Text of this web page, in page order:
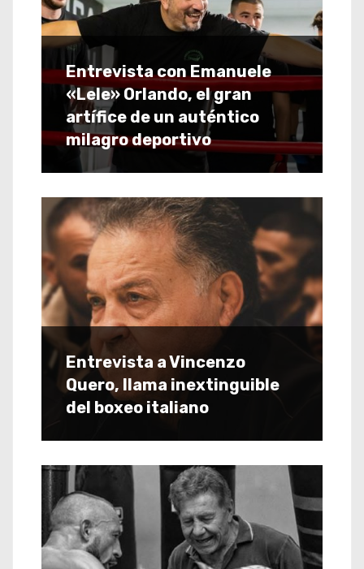
Entrevista con Emanuele
«Lele» Orlando, el gran
artífice de un auténtico
milagro deportivo
Entrevista a Vincenzo
Quero, llama inextinguible
del boxeo italiano